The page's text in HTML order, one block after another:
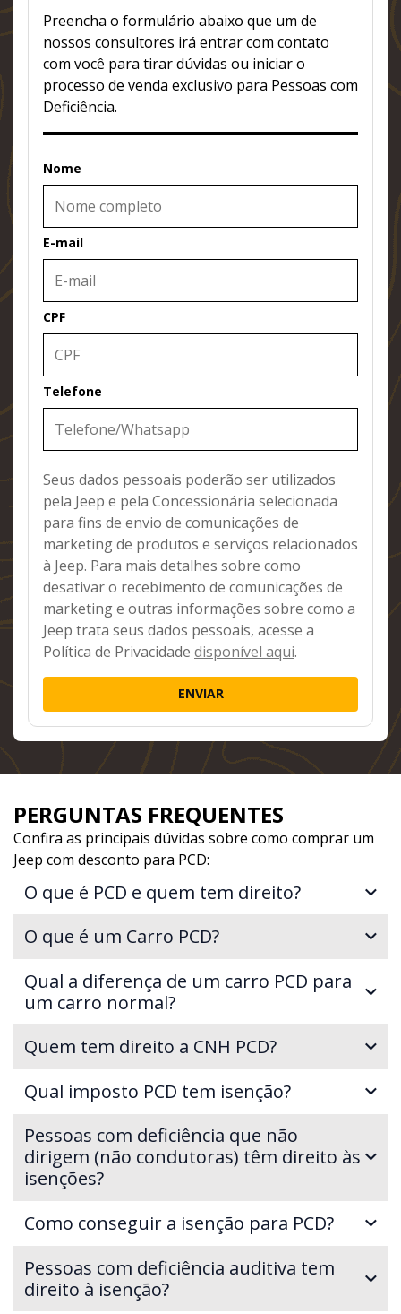
Preencha o formulário abaixo que um de
nossos consultores irá entrar com contato
com você para tirar dúvidas ou iniciar o
processo de venda exclusivo para Pessoas com
Deficiência.
Nome
E-mail
CPF
Telefone
Seus dados pessoais poderão ser utilizados
pela Jeep e pela Concessionária selecionada
para fins de envio de comunicações de
marketing de produtos e serviços relacionados
à Jeep. Para mais detalhes sobre como
desativar o recebimento de comunicações de
marketing e outras informações sobre como a
Jeep trata seus dados pessoais, acesse a
Política de Privacidade disponível aqui.
ENVIAR
PERGUNTAS FREQUENTES
Confira as principais dúvidas sobre como comprar um
Jeep com desconto para PCD:
O que é PCD e quem tem direito?
O que é um Carro PCD?
Qual a diferença de um carro PCD para
um carro normal?
Quem tem direito a CNH PCD?
Qual imposto PCD tem isenção?
Pessoas com deficiência que não
dirigem (não condutoras) têm direito às
isenções?
Como conseguir a isenção para PCD?
Pessoas com deficiência auditiva tem
direito à isenção?